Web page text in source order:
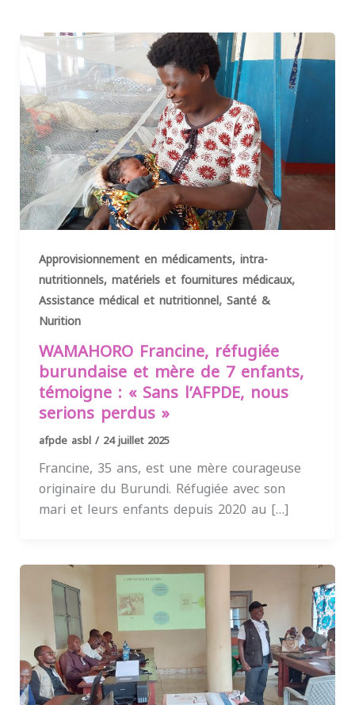
Approvisionnement en médicaments, intra-
nutritionnels, matériels et fournitures médicaux,
Assistance médical et nutritionnel, Santé &
Nurition
WAMAHORO Francine, réfugiée
burundaise et mère de 7 enfants,
témoigne : « Sans l’AFPDE, nous
serions perdus »
afpde asbl / 24 juillet 2025
Francine, 35 ans, est une mère courageuse
originaire du Burundi. Réfugiée avec son
mari et leurs enfants depuis 2020 au […]